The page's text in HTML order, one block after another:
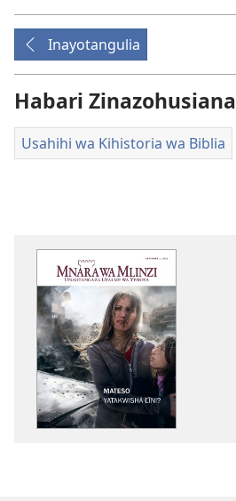
Inayotangulia
Habari Zinazohusiana
Usahihi wa Kihistoria wa Biblia